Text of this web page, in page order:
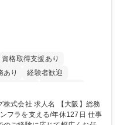
資格取得支援あり
あり
経験者歓迎
寮・社宅あり 食事補助あり
大阪】総務
ラを支える/年休127日 仕事